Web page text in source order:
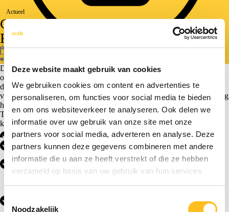
Deze website maakt gebruik van cookies
We gebruiken cookies om content en advertenties te
personaliseren, om functies voor social media te bieden
en om ons websiteverkeer te analyseren. Ook delen we
informatie over uw gebruik van onze site met onze
partners voor social media, adverteren en analyse. Deze
partners kunnen deze gegevens combineren met andere
informatie die u aan ze heeft verstrekt of die ze hebben
verzameld op basis van uw gebruik van hun services.
Toestemmingsselectie
Noodzakelijk
Actueel
Goed werkgeverschap tijdens de
Ramadan
12 maart 2025
De Ramadan is in februari van start gegaan en eindigt waarschijnlijk
op 29 maart 2025 (afhankelijk van de stand van de maan). Gedurende
deze periode zal veel werkzaam personeel – al dan niet ingeleend –
vasten tussen zonsopgang en zonsondergang. Het is daarom verstandig
hier rekening mee te houden.
Tijdens de Ramadan zijn er verschillende dingen die je als werkgever
kunt doen of faciliteren:
Zorg dat collega’s op de hoogte zijn van de Ramadan.
Toon respect voor vastende collega’s, stagiaires, ingeleend
personeel en zzp’ers.
Faciliteer indien mogelijk flexibele werktijden gedurende deze
periode. Wellicht kan het vastende personeel eerder beginnen.
rekening te houden met hun pauzes.
werkzaamheden.